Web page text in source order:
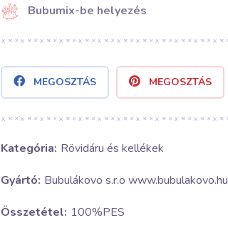
Bubumix-be helyezés
MEGOSZTÁS MEGOSZTÁS
Kategória: Rövidáru és kellékek
Gyártó: Bubulákovo s.r.o www.bubulakovo.hu
Összetétel: 100%PES